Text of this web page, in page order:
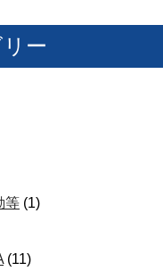
ー
等 (1)
(11)